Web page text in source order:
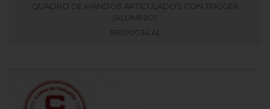
QUADRO DE MANDOS ARTICULADOS CON TRIGGER
(ALUMINIO)
RB100034.AL